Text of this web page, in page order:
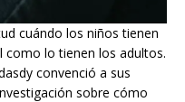
cuándo los niños tienen
como lo tienen los adultos.
convenció a sus
sobre cómo